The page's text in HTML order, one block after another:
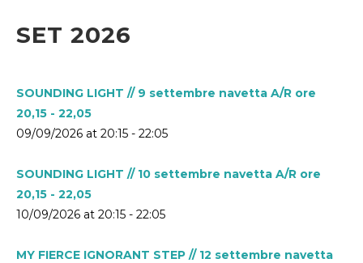
SET 2026
SOUNDING LIGHT // 9 settembre navetta A/R ore
20,15 - 22,05
09/09/2026 at 20:15 - 22:05
SOUNDING LIGHT // 10 settembre navetta A/R ore
20,15 - 22,05
10/09/2026 at 20:15 - 22:05
MY FIERCE IGNORANT STEP // 12 settembre navetta